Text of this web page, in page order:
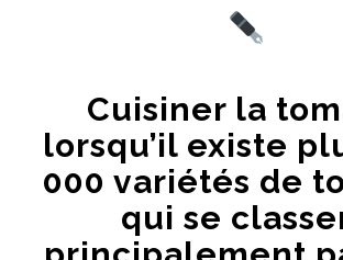
Cuisiner la
lorsqu’il existe
000 variétés de
qui se